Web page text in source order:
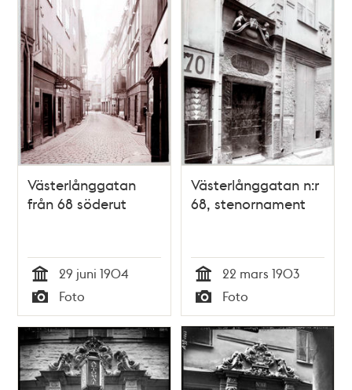
Västerlånggatan
från 68 söderut
Tid
29 juni 1904
Typ
Foto
Västerlånggatan n:r
68, stenornament
Tid
22 mars 1903
Typ
Foto